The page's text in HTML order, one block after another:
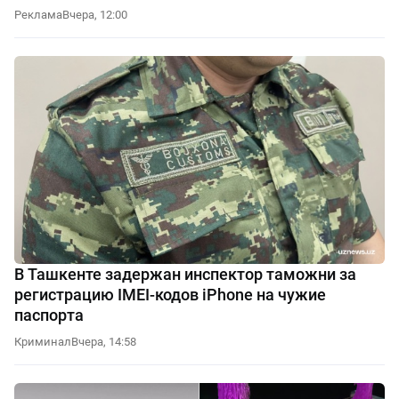
РекламаВчера, 12:00
В Ташкенте задержан инспектор таможни за
регистрацию IMEI-кодов iPhone на чужие
паспорта
КриминалВчера, 14:58